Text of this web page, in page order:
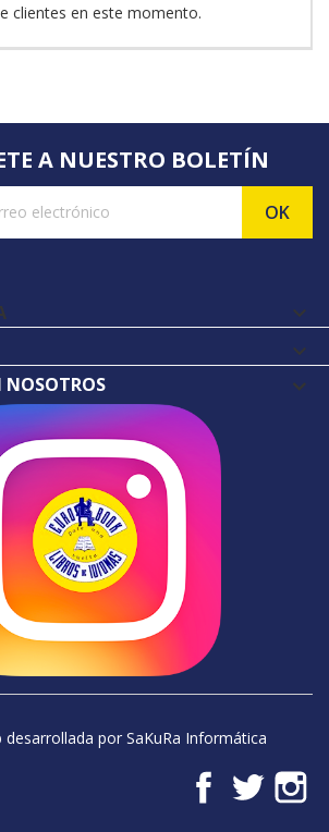
clientes en este momento.
A NUESTRO BOLETÍN


por SaKuRa Informática